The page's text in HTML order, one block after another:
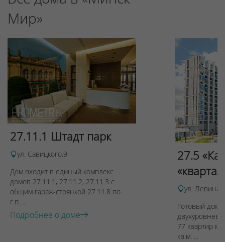
Мир»
27.11.1 Штадт парк
ул. Савицкого,9
Дом входит в единый комплекс
домов 27.11.1, 27.11.2, 27.11.3 с
общим гараж-стоянкой 27.11.8 по
г.п. ...
Подробнее о доме
27.5
ул. Левина,
Готовый дом
77 квартир
кв.м. ...